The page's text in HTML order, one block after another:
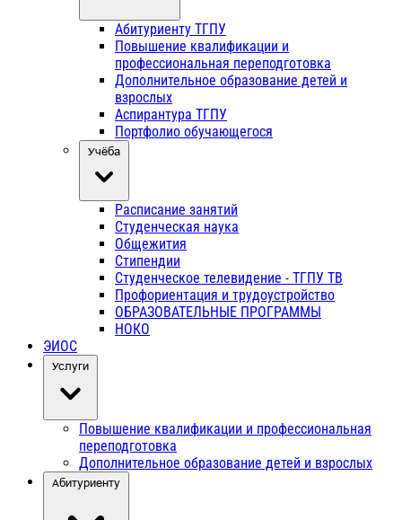
Абитуриенту ТГПУ
Повышение квалификации и
профессиональная переподготовка
Дополнительное образование детей и
взрослых
Аспирантура ТГПУ
Портфолио обучающегося
Учёба
Расписание занятий
Студенческая наука
Общежития
Стипендии
Студенческое телевидение - ТГПУ ТВ
Профориентация и трудоустройство
ОБРАЗОВАТЕЛЬНЫЕ ПРОГРАММЫ
НОКО
ЭИОС
Услуги
Повышение квалификации и профессиональная
переподготовка
Дополнительное образование детей и взрослых
Абитуриенту